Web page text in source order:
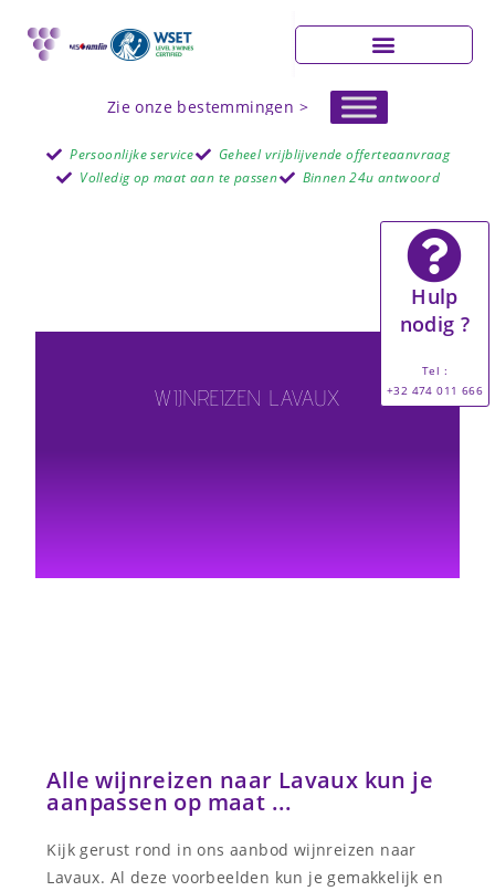
Zie onze bestemmingen >
Persoonlijke service
Geheel vrijblijvende offerteaanvraag
Volledig op maat aan te passen
Binnen 24u antwoord
WIJNREIZEN LAVAUX
Hulp
nodig ?
Tel :
+32 474 011 666
Alle wijnreizen naar Lavaux kun je
aanpassen op maat ...
Kijk gerust rond in ons aanbod wijnreizen naar
Lavaux. Al deze voorbeelden kun je gemakkelijk en